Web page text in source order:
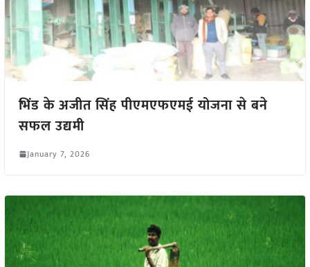
भिंड के अजीत सिंह पीएमएफएमई योजना से बने
सफल उद्यमी
January 7, 2026